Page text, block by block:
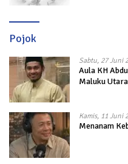
Pojok
Sabtu, 27 Juni
Aula KH
Maluku
Kamis, 11 Juni
Menanam